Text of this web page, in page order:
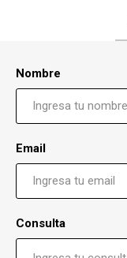
Nombre
Email
Consulta